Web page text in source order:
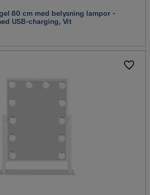
80 cm med belysning lampor -
USB-charging, Vit